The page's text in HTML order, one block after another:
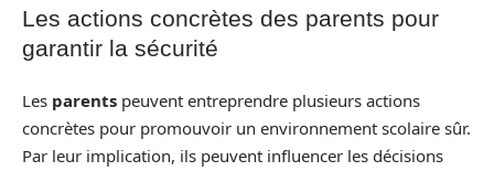
Les actions concrètes des parents pour
garantir la sécurité
Les parents peuvent entreprendre plusieurs actions
concrètes pour promouvoir un environnement scolaire sûr.
Par leur implication, ils peuvent influencer les décisions